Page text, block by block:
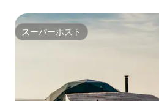
スーパーホスト
スーパーホスト